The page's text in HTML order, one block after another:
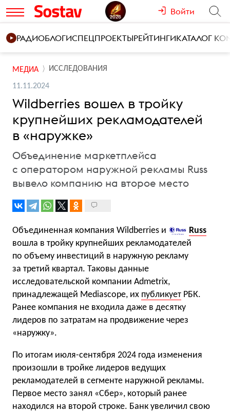
Войти
РАДИОБЛОГИСПЕЦПРОЕКТЫРЕЙТИНГИКАТАЛОГ
МЕДИА ИССЛЕДОВАНИЯ
11.11.2024
Wildberries вошел в тройку
крупнейших рекламодателей
в «наружке»
Объединение маркетплейса
с оператором наружной рекламы Russ
вывело компанию на второе место
Объединенная компания Wildberries и
Russ
вошла в тройку крупнейших рекламодателей
по объему инвестиций в наружную рекламу
за третий квартал. Таковы данные
исследовательской компании Admetrix,
принадлежащей Mediascope, их публикует РБК.
Ранее компания не входила даже в десятку
лидеров по затратам на продвижение через
«наружку».
По итогам июля-сентября 2024 года изменения
произошли в тройке лидеров ведущих
рекламодателей в сегменте наружной рекламы.
Первое место занял «Сбер», который ранее
находился на второй строке. Банк увеличил свою